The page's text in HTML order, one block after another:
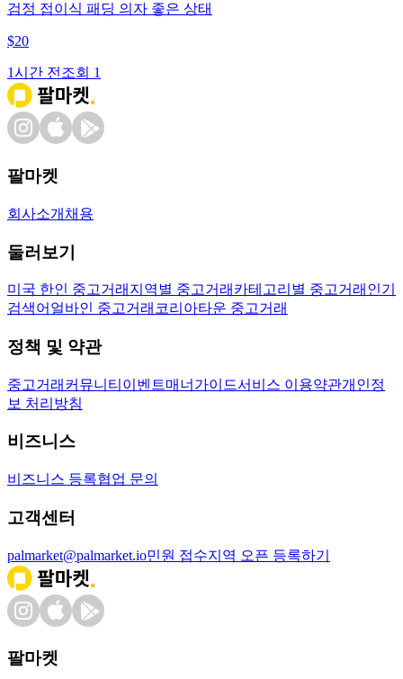
검정 접이식 패딩 의자 좋은 상태
$20
1시간 전 조회 1
팔마켓
회사소개 채용
둘러보기
미국 한인 중고거래 지역별 중고거래 카테고리별 중고거래 인기
검색어 얼바인 중고거래 코리아타운 중고거래
정책 및 약관
중고거래 커뮤니티 이벤트매너가이드서비스 이용약관개인정
보 처리방침
비즈니스
비즈니스 등록협업 문의
고객센터
palmarket@palmarket.io민원 접수지역 오픈 등록하기
팔마켓